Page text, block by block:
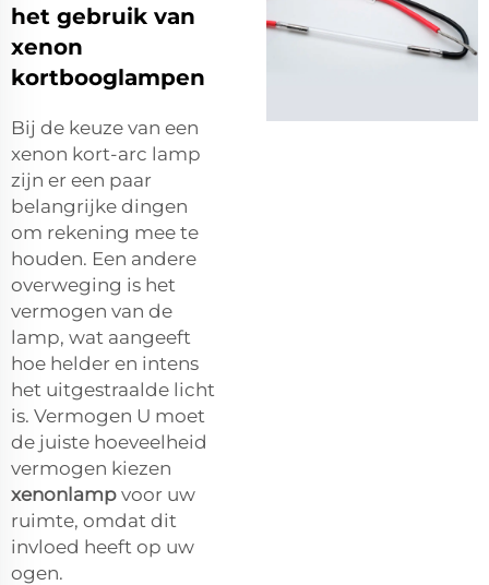
het gebruik van
xenon
kortbooglampen
Bij de keuze van een
xenon kort-arc lamp
zijn er een paar
belangrijke dingen
om rekening mee te
houden. Een andere
overweging is het
vermogen van de
lamp, wat aangeeft
hoe helder en intens
het uitgestraalde licht
is. Vermogen U moet
de juiste hoeveelheid
vermogen kiezen
xenonlamp voor uw
ruimte, omdat dit
invloed heeft op uw
ogen.